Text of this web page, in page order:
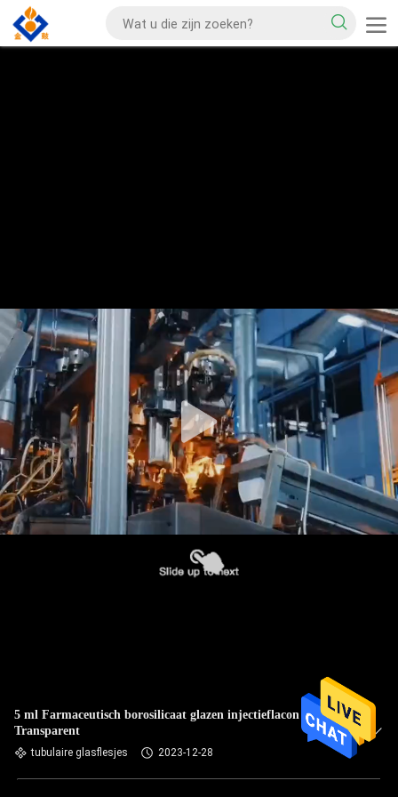
5 ml Farmaceutisch borosilicaat glazen injectieflacon
Transparent
tubulaire glasflesjes 2023-12-28